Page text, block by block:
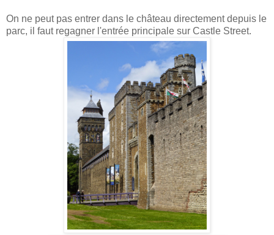
On ne peut pas entrer dans le château directement depuis le
parc, il faut regagner l'entrée principale sur Castle Street.